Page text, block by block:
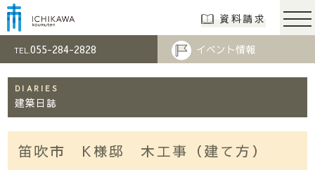
市川工務店 | らしさ
資料請求
TEL.055-284-2828 イベント情報
DIARIES
建築日誌
笛吹市 K様邸 木工事（建て方）